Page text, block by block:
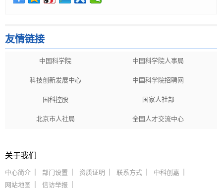
友情链接
中国科学院 中国科学院人事局
科技创新发展中心 中国科学院招聘网
国科控股 国家人社部
北京市人社局 全国人才交流中心
关于我们
中心简介 部门设置 资质证明 联系方式
中科创嘉
网站地图
信访举报